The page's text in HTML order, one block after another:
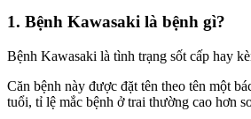
1. Bệnh Kawasaki là bệnh gì?
Bệnh Kawasaki là tình trạng sốt cấp hay
Căn bệnh này được đặt tên theo tên một
tuổi, tỉ lệ mắc bệnh ở trai thường cao hơn